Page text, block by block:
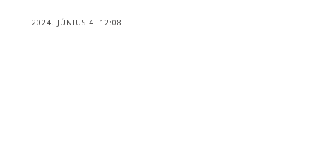
2024. JÚNIUS 4. 12:08